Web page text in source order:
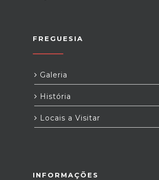
FREGUESIA
Galeria
História
Locais a Visitar
INFORMAÇÕES